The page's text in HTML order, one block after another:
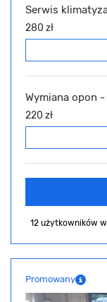
Serwis
280 zł
Wymiana opon
220 zł
12 użytkowników
Promowany